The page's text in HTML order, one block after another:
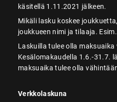
käsitellä 1.11.2021 jälkeen.
Mikäli lasku koskee
joukkueen nimi ja tilaaja.
Laskuilla tulee olla
Kesälomakaudella 1.6.-31.7.
maksuaika tulee olla
Verkkolaskuna